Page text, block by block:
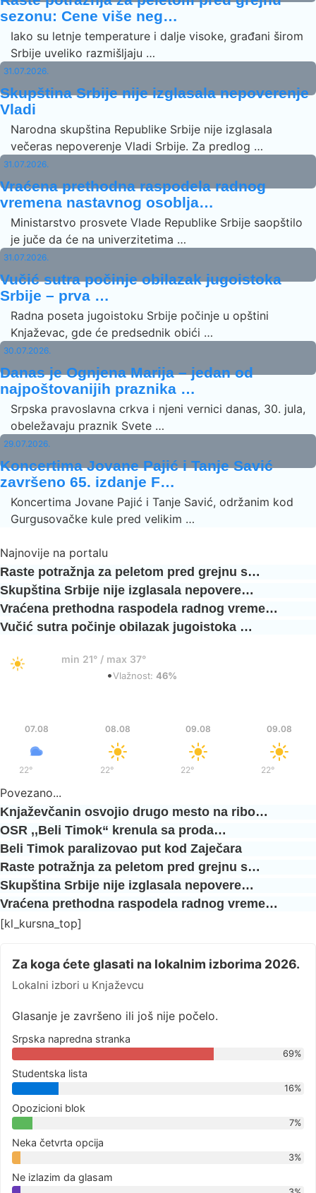
sezonu: Cene više neg…
Iako su letnje temperature i dalje visoke, građani širom
Srbije uveliko razmišljaju …
31.07.2026.
Skupština Srbije nije izglasala nepoverenje
Vladi
Narodna skupština Republike Srbije nije izglasala
večeras nepoverenje Vladi Srbije. Za predlog …
31.07.2026.
Vraćena prethodna raspodela radnog
vremena nastavnog osoblja…
Ministarstvo prosvete Vlade Republike Srbije saopštilo
je juče da će na univerzitetima …
31.07.2026.
Vučić sutra počinje obilazak jugoistoka
Srbije – prva …
Radna poseta jugoistoku Srbije počinje u opštini
Knjaževac, gde će predsednik obići …
30.07.2026.
Danas je Ognjena Marija – jedan od
najpoštovanijih praznika …
Srpska pravoslavna crkva i njeni vernici danas, 30. jula,
obeležavaju praznik Svete …
29.07.2026.
Koncertima Jovane Pajić i Tanje Savić
završeno 65. izdanje F…
Koncertima Jovane Pajić i Tanje Savić, održanim kod
Gurgusovačke kule pred velikim …
Najnovije na portalu
Raste potražnja za peletom pred grejnu s…
Skupština Srbije nije izglasala nepovere…
Vraćena prethodna raspodela radnog vreme…
Vučić sutra počinje obilazak jugoistoka …
min 21° / max 37°
•Vlažnost: 46%
07.08
22°/
08.08
22°/
09.08
22°/
09.08
22°
Povezano...
Knjaževčanin osvojio drugo mesto na ribo…
OSR ‚‚Beli Timok“ krenula sa proda…
Beli Timok paralizovao put kod Zaječara
Raste potražnja za peletom pred grejnu s…
Skupština Srbije nije izglasala nepovere…
Vraćena prethodna raspodela radnog vreme…
[kl_kursna_top]
Za koga ćete glasati na lokalnim izborima 2026.
Lokalni izbori u Knjaževcu
Glasanje je završeno ili još nije počelo.
Srpska napredna stranka
69%
Studentska lista
16%
Opozicioni blok
7%
Neka četvrta opcija
3%
Ne izlazim da glasam